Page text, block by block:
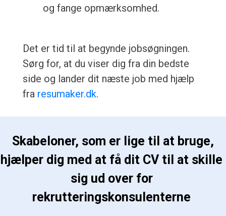
og fange opmærksomhed.
Det er tid til at begynde jobsøgningen.
Sørg for, at du viser dig fra din bedste
side og lander dit næste job med hjælp
fra resumaker.dk.
hjælper dig med at få dit CV til at skille
sig ud over for
rekrutteringskonsulenterne